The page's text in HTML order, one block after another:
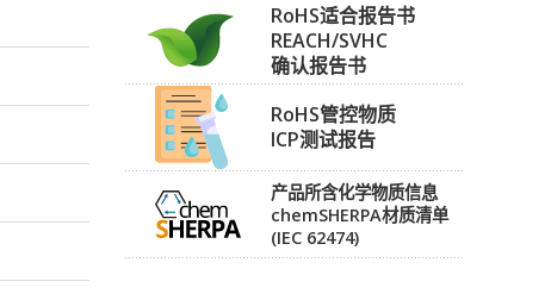
RoHS适合报告书
REACH/SVHC
确认报告书
RoHS管控物质
ICP测试报告
产品所含化学物质信息
chemSHERPA材质清单
(IEC 62474)